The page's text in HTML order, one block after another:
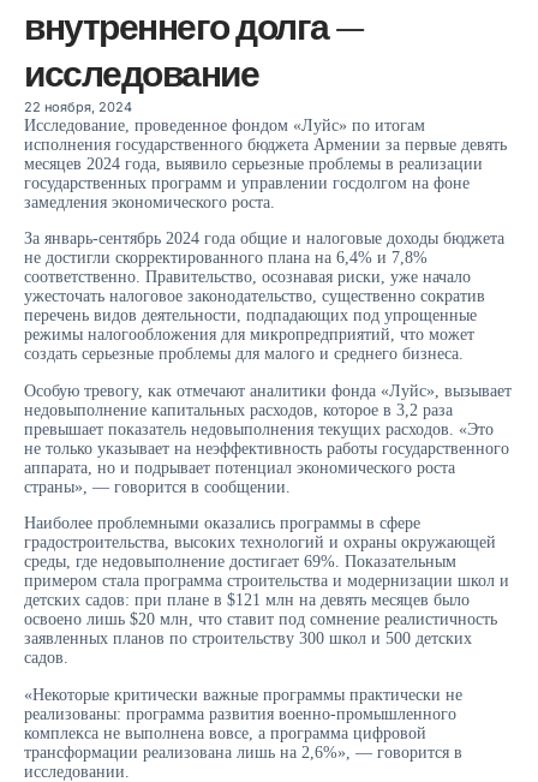
внутреннего долга —
исследование
22 ноября, 2024
Исследование, проведенное фондом «Луйс» по итогам
исполнения государственного бюджета Армении за первые девять
месяцев 2024 года, выявило серьезные проблемы в реализации
государственных программ и управлении госдолгом на фоне
замедления экономического роста.
За январь-сентябрь 2024 года общие и налоговые доходы бюджета
не достигли скорректированного плана на 6,4% и 7,8%
соответственно. Правительство, осознавая риски, уже начало
ужесточать налоговое законодательство, существенно сократив
перечень видов деятельности, подпадающих под упрощенные
режимы налогообложения для микропредприятий, что может
создать серьезные проблемы для малого и среднего бизнеса.
Особую тревогу, как отмечают аналитики фонда «Луйс», вызывает
недовыполнение капитальных расходов, которое в 3,2 раза
превышает показатель недовыполнения текущих расходов. «Это
не только указывает на неэффективность работы государственного
аппарата, но и подрывает потенциал экономического роста
страны», — говорится в сообщении.
Наиболее проблемными оказались программы в сфере
градостроительства, высоких технологий и охраны окружающей
среды, где недовыполнение достигает 69%. Показательным
примером стала программа строительства и модернизации школ и
детских садов: при плане в $121 млн на девять месяцев было
освоено лишь $20 млн, что ставит под сомнение реалистичность
заявленных планов по строительству 300 школ и 500 детских
садов.
«Некоторые критически важные программы практически не
реализованы: программа развития военно-промышленного
комплекса не выполнена вовсе, а программа цифровой
трансформации реализована лишь на 2,6%», — говорится в
исследовании.